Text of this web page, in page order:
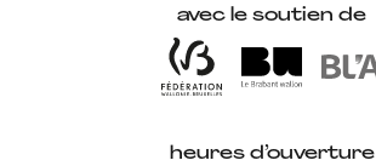
avec le soutien de
heures d’ouverture